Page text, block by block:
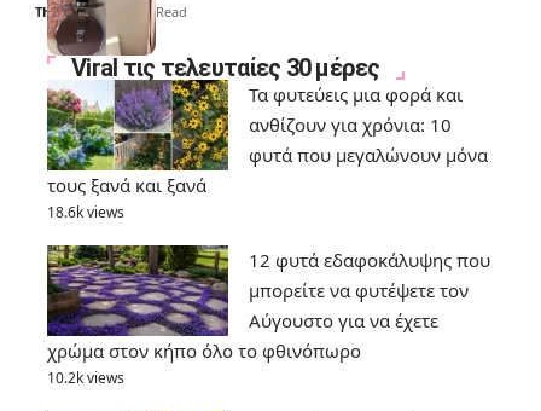
Thali Ombre 6 Min Read
Viral τις τελευταίες 30 μέρες
Τα φυτεύεις μια φορά και
ανθίζουν για χρόνια: 10
φυτά που μεγαλώνουν μόνα
τους ξανά και ξανά
18.6k views
12 φυτά εδαφοκάλυψης που
μπορείτε να φυτέψετε τον
Αύγουστο για να έχετε
χρώμα στον κήπο όλο το φθινόπωρο
10.2k views